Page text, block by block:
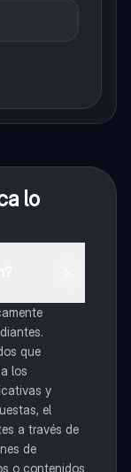
lo
que
los
y
el
a través de
de
o contenidos